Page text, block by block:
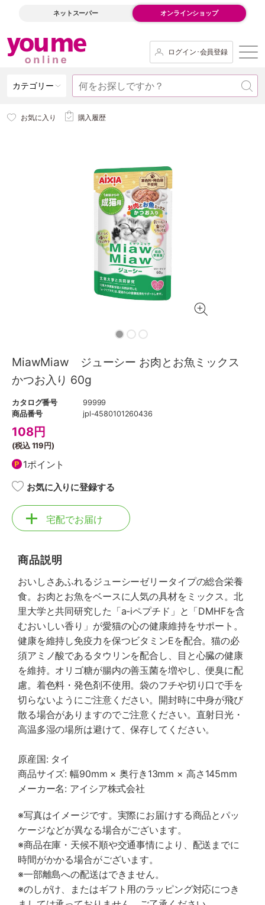
ネットスーパー オンラインショップ
ログイン･会員登録
カテゴリー
お気に入り 購入履歴
MiawMiaw ジューシー お肉とお魚ミックス
かつお入り 60g
カタログ番号
99999
商品番号
jpl-4580101260436
108円
(税込119円)
1ポイント
お気に入りに登録する
宅配でお届け
商品説明
おいしさあふれるジューシーゼリータイプの総合栄養
食。お肉とお魚をベースに人気の具材をミックス。北
里大学と共同研究した「a-iペプチド」と「DMHFを含
むおいしい香り」が愛猫の心の健康維持をサポート。
健康を維持し免疫力を保つビタミンEを配合。猫の必
須アミノ酸であるタウリンを配合し、目と心臓の健康
を維持。オリゴ糖が腸内の善玉菌を増やし、便臭に配
慮。着色料・発色剤不使用。袋のフチや切り口で手を
切らないようにご注意ください。開封時に中身が飛び
散る場合がありますのでご注意ください。直射日光・
高温多湿の場所は避けて、保存してください。
原産国: タイ
商品サイズ: 幅90mm × 奥行き13mm × 高さ145mm
メーカー名: アイシア株式会社
※写真はイメージです。実際にお届けする商品とパッ
ケージなどが異なる場合がございます。
※商品在庫・天候不順や交通事情により、配送までに
時間がかかる場合がございます。
※一部離島への配送はできません。
※のしがけ、またはギフト用のラッピング対応につき